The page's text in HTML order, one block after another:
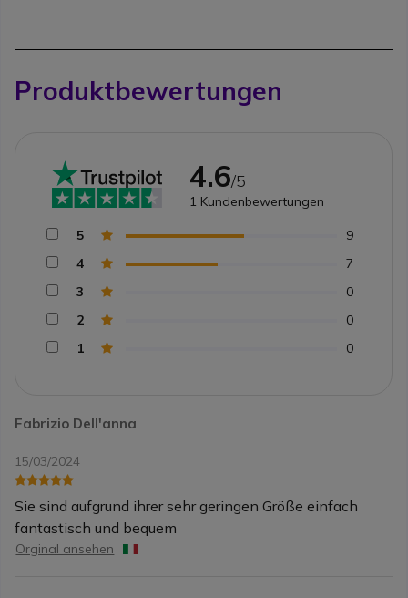
Produktbewertungen
Fabrizio Dell'anna
15/03/2024
Sie sind aufgrund ihrer sehr geringen Größe einfach
fantastisch und bequem
Orginal ansehen
4.6/5
1 Kundenbewertungen
5
9
4
7
3
0
2
0
1
0